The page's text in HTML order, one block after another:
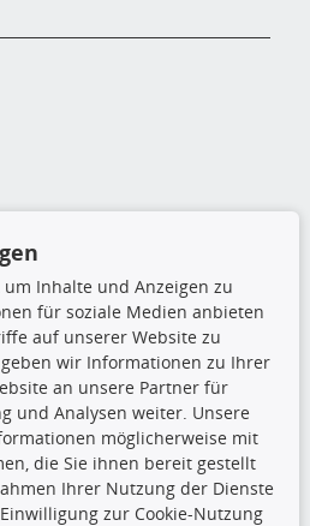
hier angezeigten Daten,
die gesamte Datenbank,
nicht kopiert werden. Es ist zu
die gesamte Datenbank ohne
zu vervielfältigen, zu
durch Dritte ausführen
stellt eine
und wird verfolgt.
Inhalte und Anzeigen zu
für soziale Medien anbieten
auf unserer Website zu
wir Informationen zu Ihrer
an unsere Partner für
und Analysen weiter. Unsere
möglicherweise mit
die Sie ihnen bereit gestellt
Ihrer Nutzung der Dienste
zur Cookie-Nutzung